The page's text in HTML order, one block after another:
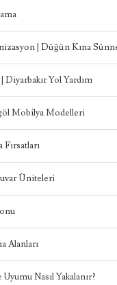
| Düğün Kına
Diyarbakır Yol Yardım
Mobilya Modelleri
Üniteleri
Alanları
Nasıl Yakalanır?